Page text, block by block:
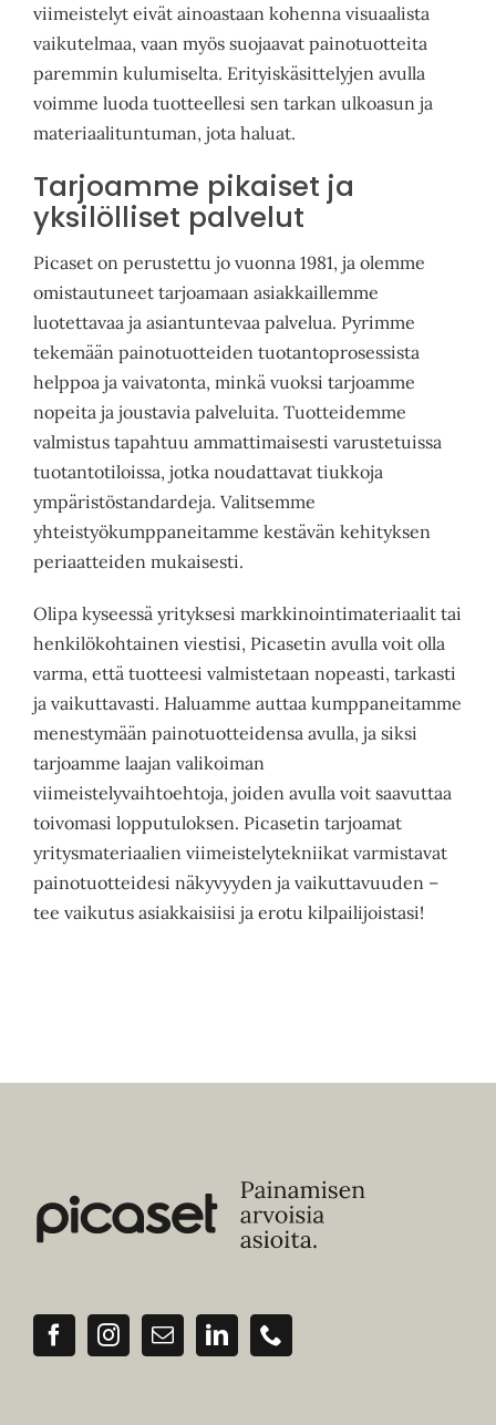
viimeistelyt eivät ainoastaan kohenna visuaalista
vaikutelmaa, vaan myös suojaavat painotuotteita
paremmin kulumiselta. Erityiskäsittelyjen avulla
voimme luoda tuotteellesi sen tarkan ulkoasun ja
materiaalituntuman, jota haluat.
Tarjoamme pikaiset ja
yksilölliset palvelut
Picaset on perustettu jo vuonna 1981, ja olemme
omistautuneet tarjoamaan asiakkaillemme
luotettavaa ja asiantuntevaa palvelua. Pyrimme
tekemään painotuotteiden tuotantoprosessista
helppoa ja vaivatonta, minkä vuoksi tarjoamme
nopeita ja joustavia palveluita. Tuotteidemme
valmistus tapahtuu ammattimaisesti varustetuissa
tuotantotiloissa, jotka noudattavat tiukkoja
ympäristöstandardeja. Valitsemme
yhteistyökumppaneitamme kestävän kehityksen
periaatteiden mukaisesti.
Olipa kyseessä yrityksesi markkinointimateriaalit tai
henkilökohtainen viestisi, Picasetin avulla voit olla
varma, että tuotteesi valmistetaan nopeasti, tarkasti
ja vaikuttavasti. Haluamme auttaa kumppaneitamme
menestymään painotuotteidensa avulla, ja siksi
tarjoamme laajan valikoiman
viimeistelyvaihtoehtoja, joiden avulla voit saavuttaa
toivomasi lopputuloksen. Picasetin tarjoamat
yritysmateriaalien viimeistelytekniikat varmistavat
painotuotteidesi näkyvyyden ja vaikuttavuuden –
tee vaikutus asiakkaisiisi ja erotu kilpailijoistasi!